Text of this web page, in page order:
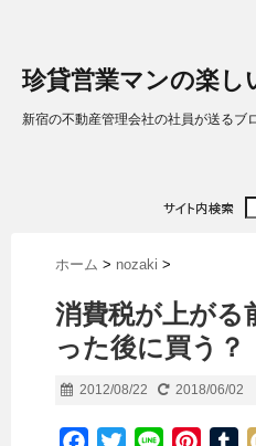
珍貸営業マンの楽し
新宿の不動産管理会社の社員が送るブ
ホーム > nozaki >
消費税が上がる
った後に買う？
2012/08/22 2018/06/02